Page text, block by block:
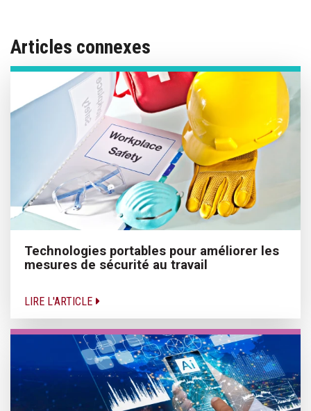
Articles connexes
Technologies portables pour améliorer les
mesures de sécurité au travail
LIRE L'ARTICLE